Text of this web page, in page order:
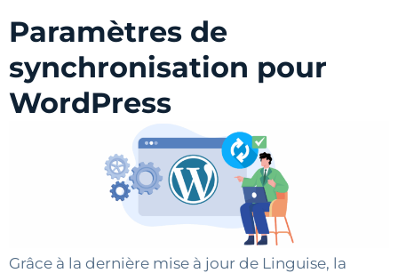
Paramètres de
synchronisation pour
WordPress
Grâce à la dernière mise à jour de Linguise, la